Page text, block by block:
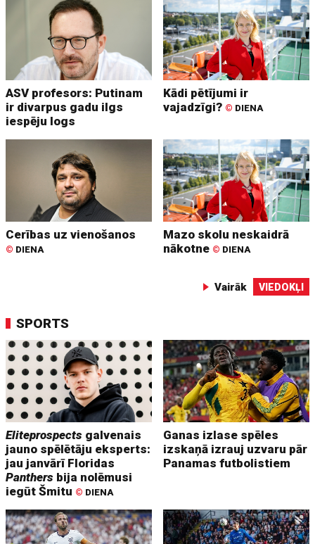
ASV profesors: Putinam
ir divarpus gadu ilgs
iespēju logs
Kādi pētījumi ir
vajadzīgi? © DIENA
Cerības uz vienošanos
© DIENA
Mazo skolu neskaidrā
nākotne © DIENA
Vairāk VIEDOKĻI
SPORTS
Eliteprospects galvenais
jauno spēlētāju eksperts:
jau janvārī Floridas
Panthers bija nolēmusi
iegūt Šmitu © DIENA
Ganas izlase spēles
izskaņā izrauj uzvaru pār
Panamas futbolistiem